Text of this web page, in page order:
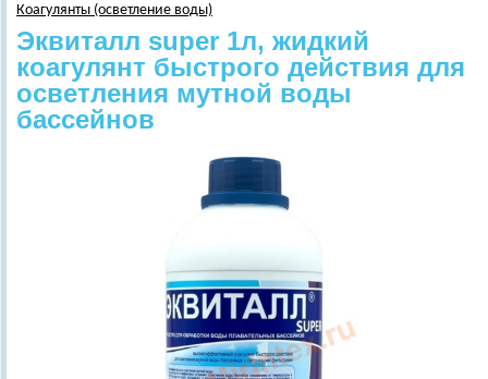
Коагулянты (осветление воды)
Эквиталл super 1л, жидкий
коагулянт быстрого действия для
осветления мутной воды
бассейнов